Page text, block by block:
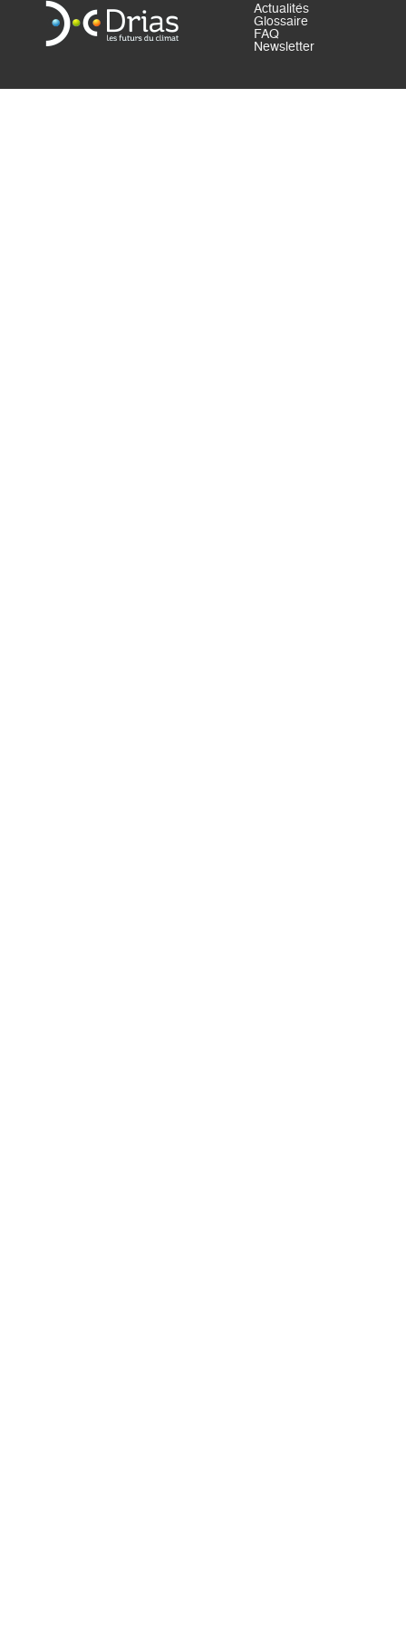
Actualités
Glossaire
FAQ
Newsletter